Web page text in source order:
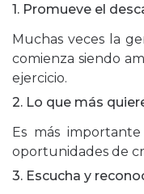
1. Promueve el
Muchas veces la
comienza siendo
ejercicio.
2. Lo que más
Es más
oportunidades de
3. Escucha y